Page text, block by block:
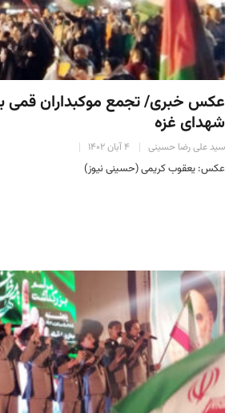
عکس خبری/ تجمع موکبداران قمی
شهدای غزه
سید علی رضا حسینی ۴ آبان ۱۴۰۲
عکس: یعقوب کریمی (حسینی نیوز)